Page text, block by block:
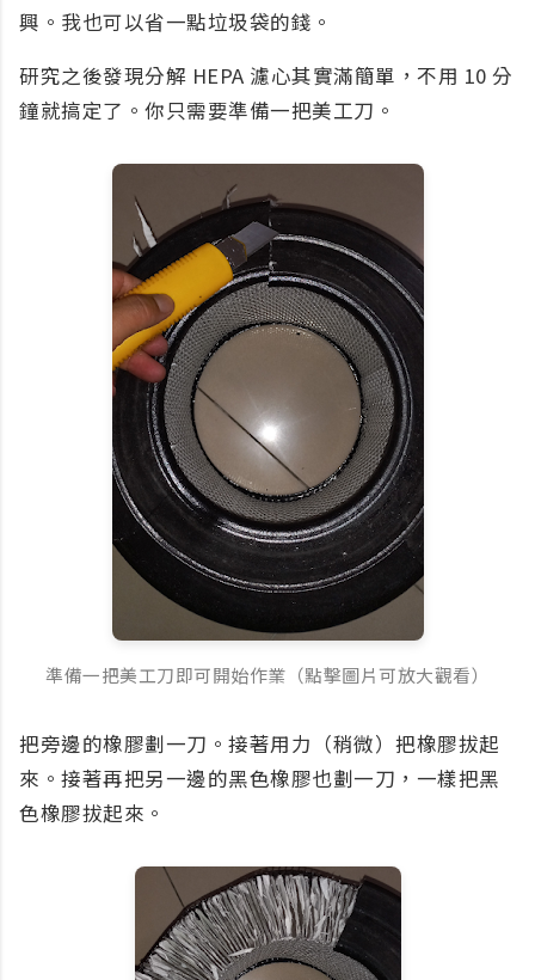
興。我也可以省一點垃圾袋的錢。
研究之後發現分解 HEPA 濾心其實滿簡單，不用 10 分
鐘就搞定了。你只需要準備一把美工刀。
準備一把美工刀即可開始作業（點擊圖片可放大觀看）
把旁邊的橡膠劃一刀。接著用力（稍微）把橡膠拔起
來。接著再把另一邊的黑色橡膠也劃一刀，一樣把黑
色橡膠拔起來。